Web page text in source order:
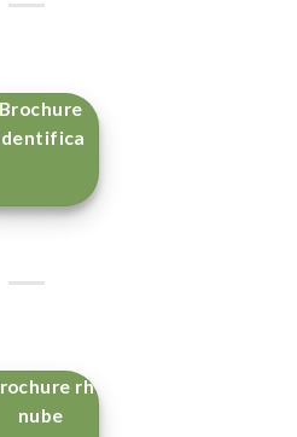
Brochure
rh
nube